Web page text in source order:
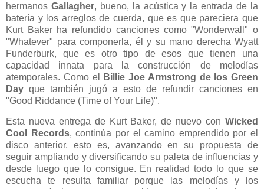
hermanos Gallagher, bueno, la acústica y la entrada de la
batería y los arreglos de cuerda, que es que pareciera que
Kurt Baker ha refundido canciones como "Wonderwall" o
"Whatever" para componerla, él y su mano derecha Wyatt
Funderburk, que es otro tipo de esos que tienen una
capacidad innata para la construcción de melodías
atemporales. Como el
Billie Joe Armstrong de los Green
Day que también jugó a esto de refundir canciones en
"Good Riddance (Time of Your Life)".
Esta nueva entrega de Kurt Baker, de nuevo con Wicked
Cool Records, continúa por el camino emprendido por el
disco anterior, esto es, avanzando en su propuesta de
seguir ampliando y diversificando su paleta de influencias y
desde luego que lo consigue. En realidad todo lo que se
escucha te resulta familiar porque las melodías y los